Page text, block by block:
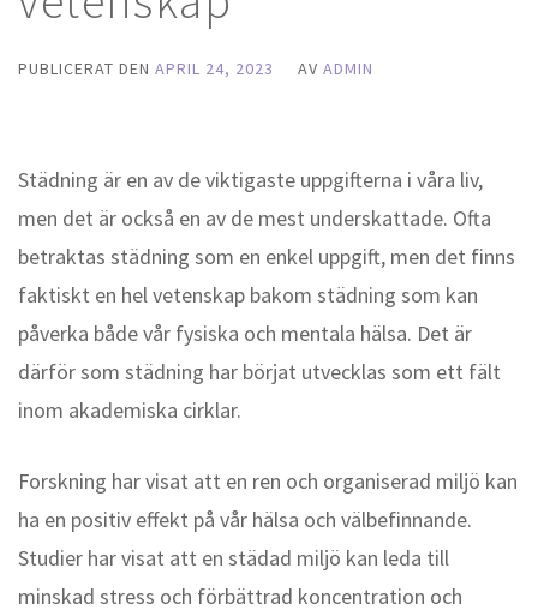
PUBLICERAT DEN APRIL 24, 2023 AV ADMIN
Städning är en av de viktigaste uppgifterna i våra liv,
men det är också en av de mest underskattade. Ofta
betraktas städning som en enkel uppgift, men det finns
faktiskt en hel vetenskap bakom städning som kan
påverka både vår fysiska och mentala hälsa. Det är
därför som städning har börjat utvecklas som ett fält
inom akademiska cirklar.
Forskning har visat att en ren och organiserad miljö kan
ha en positiv effekt på vår hälsa och välbefinnande.
Studier har visat att en städad miljö kan leda till
minskad stress och förbättrad koncentration och